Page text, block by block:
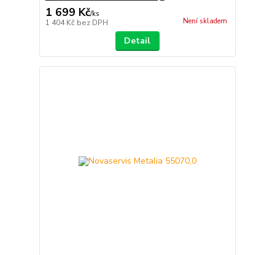
1 699 Kč/ks
1 404 Kč bez DPH Není skladem
Detail